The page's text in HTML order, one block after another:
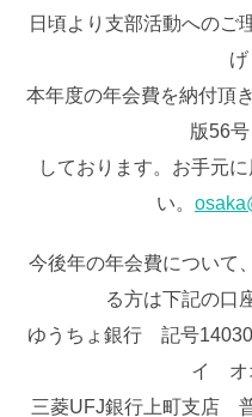
日頃より支部活動へのご
げ
本年度の年会費を納付頂
版56
しております。お手元
い。
今後年の年会費について
る方は下記の口
ゆうちょ銀行 記号
イ オ
三菱UFJ銀行上町支店